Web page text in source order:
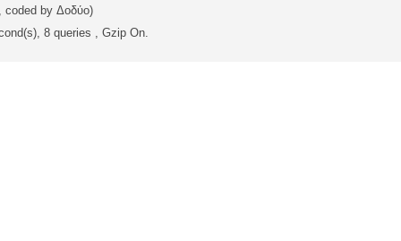
coded by Δοδύο)
8 queries , Gzip On.